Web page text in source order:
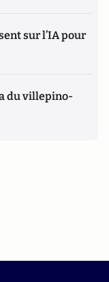
sur l’IA pour
du villepino-